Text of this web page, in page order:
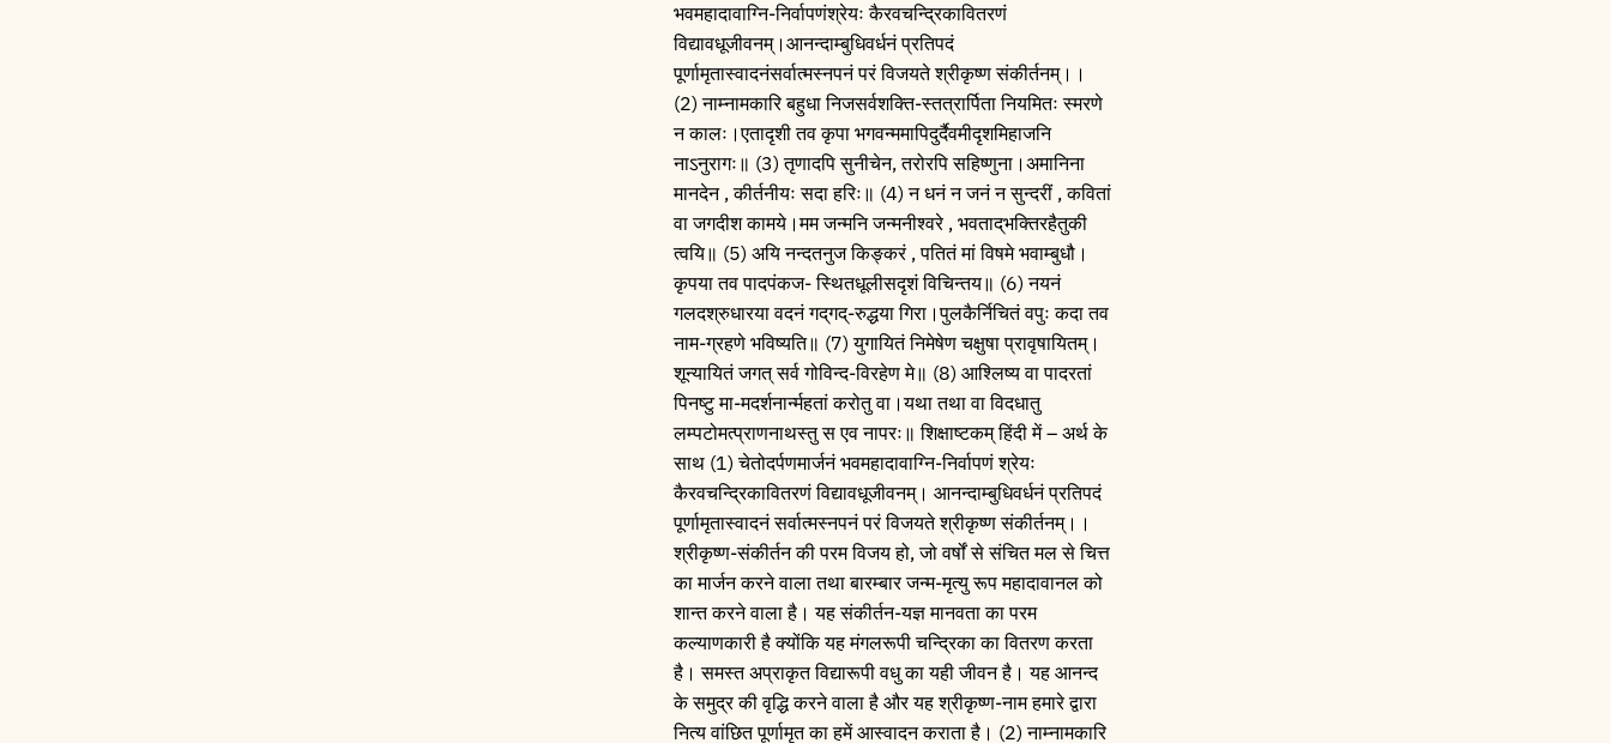
भवमहादावाग्नि-निर्वापणंश्रेयः कैरवचन्द्रिकावितरणं
विद्यावधूजीवनम्।आनन्दाम्बुधिवर्धनं प्रतिपदं
पूर्णामृतास्वादनंसर्वात्मस्नपनं परं विजयते श्रीकृष्ण संकीर्तनम्।।
(2) नाम्नामकारि बहुधा निजसर्वशक्ति-स्तत्रार्पिता नियमितः स्मरणे
न कालः।एतादृशी तव कृपा भगवन्ममापिदुर्दैवमीदृशमिहाजनि
नाऽनुरागः॥ (3) तृणादपि सुनीचेन, तरोरपि सहिष्णुना।अमानिना
मानदेन , कीर्तनीयः सदा हरिः॥ (4) न धनं न जनं न सुन्दरीं , कवितां
वा जगदीश कामये।मम जन्मनि जन्मनीश्वरे , भवताद्‌भक्तिरहैतुकी
त्वयि॥ (5) अयि नन्दतनुज किङ्करं , पतितं मां विषमे भवाम्बुधौ।
कृपया तव पादपंकज- स्थितधूलीसदृशं विचिन्तय॥ (6) नयनं
गलदश्रुधारया वदनं गद्‌गद्‌-रुद्धया गिरा।पुलकैर्निचितं वपुः कदा तव
नाम-ग्रहणे भविष्यति॥ (7) युगायितं निमेषेण चक्षुषा प्रावृषायितम्।
शून्यायितं जगत्‌ सर्व गोविन्द-विरहेण मे॥ (8) आश्लिष्य वा पादरतां
पिनष्टु मा-मदर्शनार्न्महतां करोतु वा।यथा तथा वा विदधातु
लम्पटोमत्प्राणनाथस्तु स एव नापरः॥ शिक्षाष्टकम् हिंदी में – अर्थ के
साथ (1) चेतोदर्पणमार्जनं भवमहादावाग्नि-निर्वापणं श्रेयः
कैरवचन्द्रिकावितरणं विद्यावधूजीवनम्। आनन्दाम्बुधिवर्धनं प्रतिपदं
पूर्णामृतास्वादनं सर्वात्मस्नपनं परं विजयते श्रीकृष्ण संकीर्तनम्।।
श्रीकृष्ण-संकीर्तन की परम विजय हो, जो वर्षों से संचित मल से चित्त
का मार्जन करने वाला तथा बारम्बार जन्म-मृत्यु रूप महादावानल को
शान्त करने वाला है। यह संकीर्तन-यज्ञ मानवता का परम
कल्याणकारी है क्योंकि यह मंगलरूपी चन्द्रिका का वितरण करता
है। समस्त अप्राकृत विद्यारूपी वधु का यही जीवन है। यह आनन्द
के समुद्र की वृद्धि करने वाला है और यह श्रीकृष्ण-नाम हमारे द्वारा
नित्य वांछित पूर्णामृत का हमें आस्वादन कराता है। (2) नाम्नामकारि